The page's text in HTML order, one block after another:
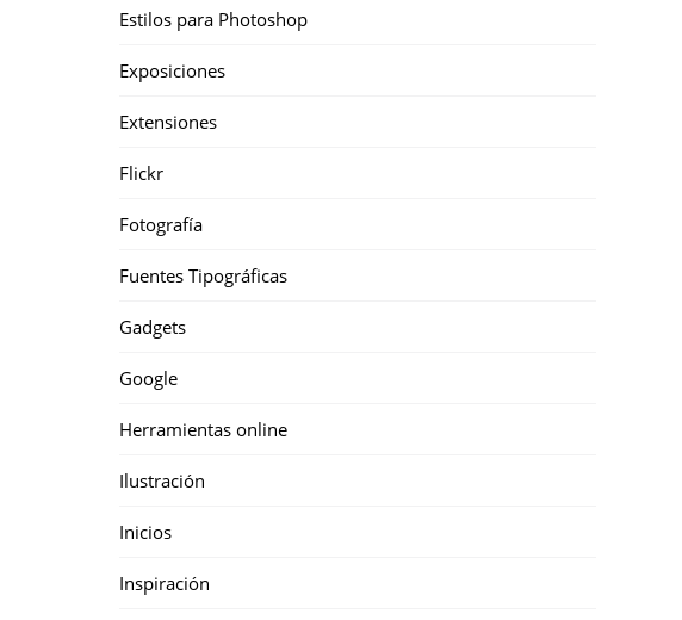
Estilos para Photoshop
Exposiciones
Extensiones
Flickr
Fotografía
Fuentes Tipográficas
Gadgets
Google
Herramientas online
Ilustración
Inicios
Inspiración